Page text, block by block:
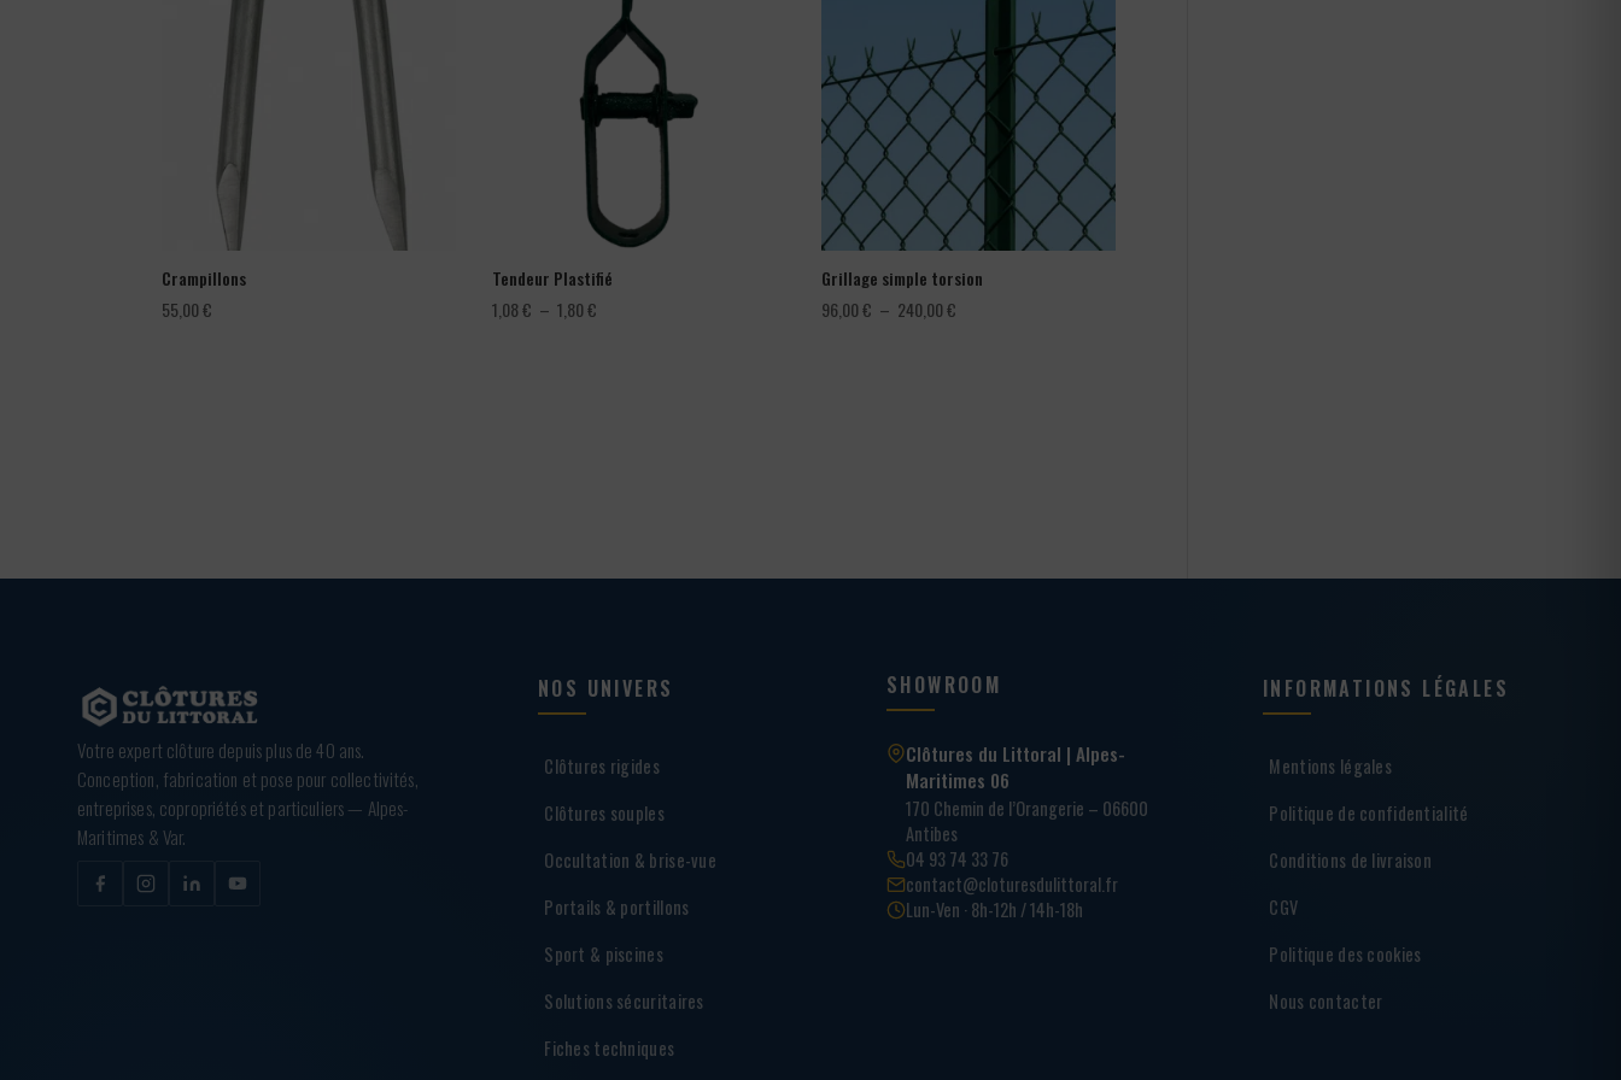
Crampillons
55,00€
Tendeur Plastifié
1,08€ – 1,80€Plage
Grillage simple torsion
96,00€ – 240,00€
Votre expert clôture depuis plus de 40 ans.
Conception, fabrication et pose pour collectivités,
entreprises, copropriétés et particuliers — Alpes-
Maritimes & Var.
NOS UNIVERS
Clôtures rigides
Clôtures souples
Occultation & brise-vue
Portails & portillons
Sport & piscines
Solutions sécuritaires
Fiches techniques
SHOWROOM
Clôtures du Littoral | Alpes-
Maritimes 06
170 Chemin de l’Orangerie – 06600
Antibes
04 93 74 33 76
contact@cloturesdulittoral.fr
Lun-Ven · 8h-12h / 14h-18h
INFORMATIONS LÉGALES
Mentions légales
Politique de confidentialité
Conditions de livraison
CGV
Politique des cookies
Nous contacter